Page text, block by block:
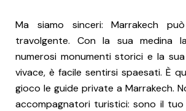
Ma siamo sinceri: Marrakech
travolgente. Con la sua medina
numerosi monumenti storici e la
vivace, è facile sentirsi spaesati. È
gioco le guide private a Marrakech.
accompagnatori turistici: sono il